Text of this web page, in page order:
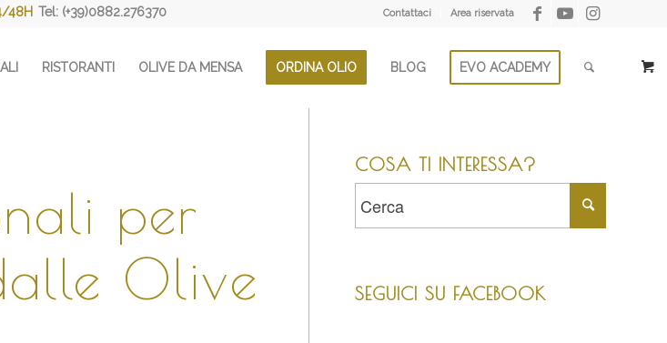
Contattaci Area riservata
48H Tel: (+39)0882.276370
RISTORANTI OLIVE DA MENSA ORDINA OLIO BLOG EVO ACADEMY
per
Olive
COSA TI INTERESSA?
SEGUICI SU FACEBOOK